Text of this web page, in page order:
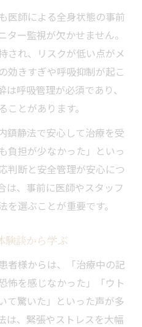
医師による全身状態の事前
ー監視が欠かせません。
され、リスクが低い点がメ
効きすぎや呼吸抑制が起こ
呼吸管理が必須であり、
とがあります。
鎮静法で安心して治療を受
負担が少なかった」といっ
判断と安全管理が安心につ
は、事前に医師やスタッフ
選ぶことが重要です。
験談から学ぶ
者様からは、「治療中の記
怖を感じなかった」「ウト
て驚いた」といった声が多
は、緊張やストレスを大幅